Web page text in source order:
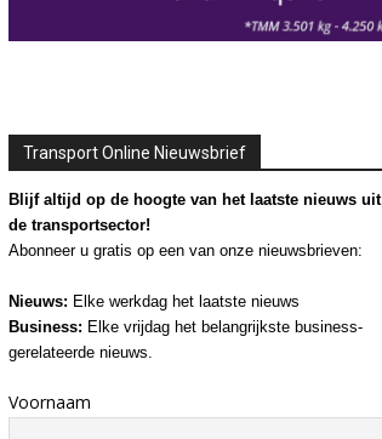
Transport Online Nieuwsbrief
Blijf altijd op de hoogte van het laatste nieuws uit
de transportsector!
Abonneer u gratis op een van onze nieuwsbrieven:
Nieuws: Elke werkdag het laatste nieuws
Business: Elke vrijdag het belangrijkste business-
gerelateerde nieuws.
Voornaam